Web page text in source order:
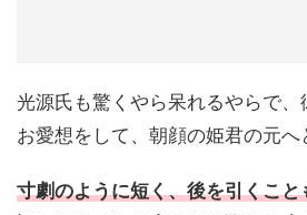
光源氏も驚くやら呆れるやらで
お愛想をして、朝顔の姫君の元へ
寸劇のように短く、後を引くこ